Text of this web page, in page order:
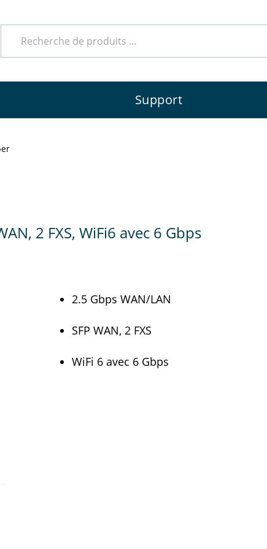
Support
2 FXS, WiFi6 avec 6 Gbps
2.5 Gbps WAN/LAN
SFP WAN, 2 FXS
WiFi 6 avec 6 Gbps
nos partenaires compétents qui se